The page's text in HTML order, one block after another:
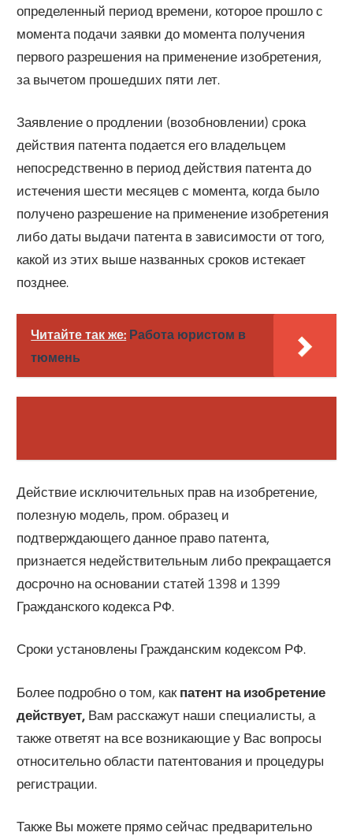
определенный период времени, которое прошло с
момента подачи заявки до момента получения
первого разрешения на применение изобретения,
за вычетом прошедших пяти лет.
Заявление о продлении (возобновлении) срока
действия патента подается его владельцем
непосредственно в период действия патента до
истечения шести месяцев с момента, когда было
получено разрешение на применение изобретения
либо даты выдачи патента в зависимости от того,
какой из этих выше названных сроков истекает
позднее.
Читайте так же: Работа юристом в
тюмень
Действие исключительных прав на изобретение,
полезную модель, пром. образец и
подтверждающего данное право патента,
признается недействительным либо прекращается
досрочно на основании статей 1398 и 1399
Гражданского кодекса РФ.
Сроки установлены Гражданским кодексом РФ.
Более подробно о том, какпатент на изобретение
действует, Вам расскажут наши специалисты, а
также ответят на все возникающие у Вас вопросы
относительно области патентования и процедуры
регистрации.
Также Вы можете прямо сейчас предварительно